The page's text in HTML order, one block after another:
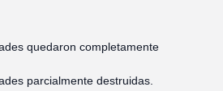
quedaron completamente
parcialmente destruidas.